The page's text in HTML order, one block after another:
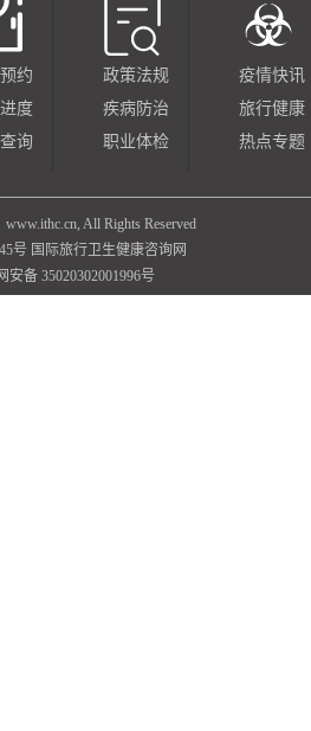
约
度
询
政策法规
疾病防治
职业体检
疫情快讯
旅行健康
热点专题
www.ithc.cn, All Rights Reserved
号 国际旅行卫生健康咨询网
安备 35020302001996号